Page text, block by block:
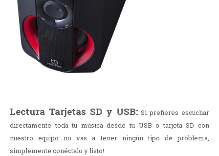
Lectura Tarjetas SD y USB: Si prefieres escuchar
directamente toda tu música desde tu USB o tarjeta SD con
nuestro equipo no vas a tener ningún tipo de problema,
simplemente conéctalo y listo!